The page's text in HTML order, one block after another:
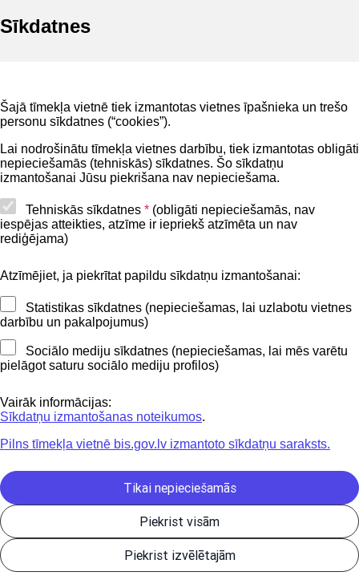
Sīkdatnes
Šajā tīmekļa vietnē tiek izmantotas vietnes īpašnieka un trešo
personu sīkdatnes (“cookies”).
Lai nodrošinātu tīmekļa vietnes darbību, tiek izmantotas obligāti
nepieciešamās (tehniskās) sīkdatnes. Šo sīkdatņu
izmantošanai Jūsu piekrišana nav nepieciešama.
Tehniskās sīkdatnes * (obligāti nepieciešamās, nav
iespējas atteikties, atzīme ir iepriekš atzīmēta un nav
rediģējama)
Atzīmējiet, ja piekrītat papildu sīkdatņu izmantošanai:
Statistikas sīkdatnes (nepieciešamas, lai uzlabotu vietnes
darbību un pakalpojumus)
Sociālo mediju sīkdatnes (nepieciešamas, lai mēs varētu
pielāgot saturu sociālo mediju profilos)
Vairāk informācijas:
Sīkdatņu izmantošanas noteikumos.
Pilns tīmekļa vietnē bis.gov.lv izmantoto sīkdatņu saraksts.
Piekrist izvēlētajām
Piekrist visām
Tikai nepieciešamās
Privātuma politika
Lapas karte
Piekļūstamības paziņojums
Kontakti
BIS atbalsta dienesta tālrunis:
Sekojiet mums
Lejupielādejiet
Būvniecības valsts kontroles birojs | Informācijas pārpublicēšanas
gadījumā atsauce uz Būvniecības informācijas sistēmu obligāta. |
Build: 1bae2-C (20260806205642) (production)